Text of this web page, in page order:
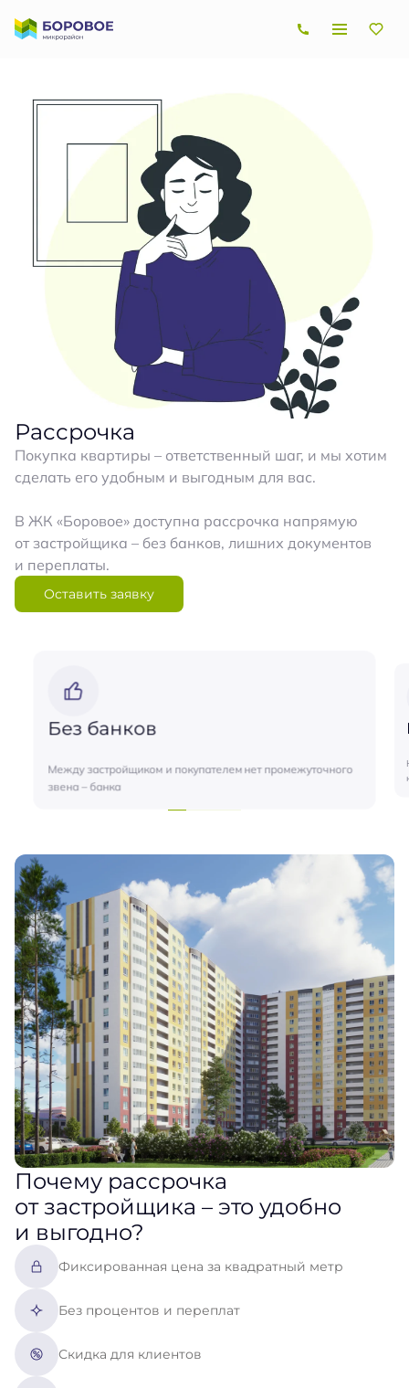
Рассрочка
Покупка квартиры – ответственный шаг, и мы хотим
сделать его удобным и выгодным для вас.
В ЖК «Боровое» доступна рассрочка напрямую
от застройщика – без банков, лишних документов
и переплаты.
Оставить заявку
Без банков
Между застройщиком и покупателем нет промежуточного
звена – банка
Почему рассрочка
от застройщика – это удобно
и выгодно?
Фиксированная цена за квадратный метр
Без процентов и переплат
Скидка для клиентов